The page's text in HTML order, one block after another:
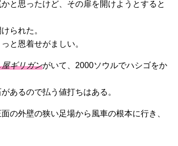
と思ったけど、その扉を開けようとすると
られた。
と恩着せがましい。
ギリガンがいて、2000ソウルでハシゴをか
あるので払う値打ちはある。
の外壁の狭い足場から風車の根本に行き、